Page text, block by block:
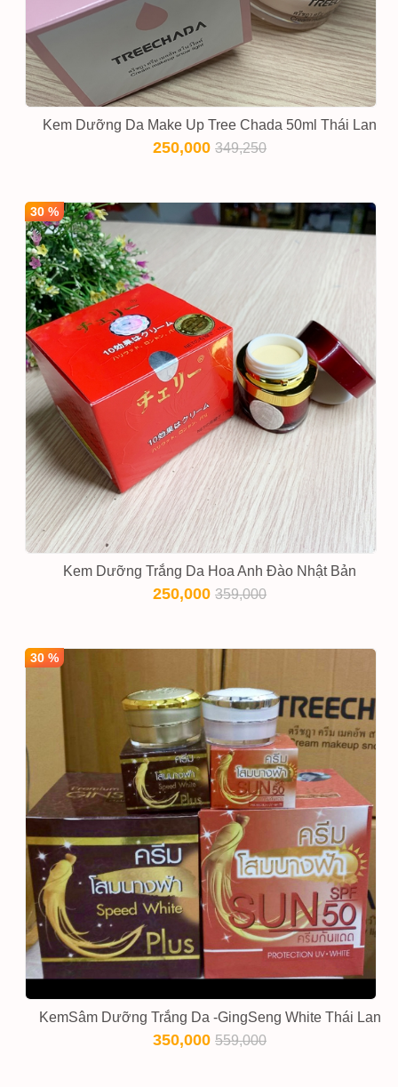
Kem Dưỡng Da Make Up Tree Chada 50ml Thái Lan
250,000349,250
30 %
Kem Dưỡng Trắng Da Hoa Anh Đào Nhật Bản
250,000359,000
30 %
KemSâm Dưỡng Trắng Da -GingSeng White Thái Lan
350,000559,000